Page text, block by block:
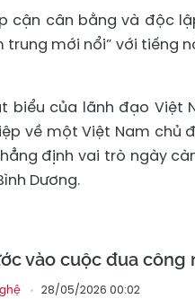
cận cân bằng và độc
mới nổi” với tiếng
biểu của lãnh đạo Việt
về một Việt Nam chủ
định vai trò ngày
Dương.
vào cuộc đua
28/05/2026 00:02